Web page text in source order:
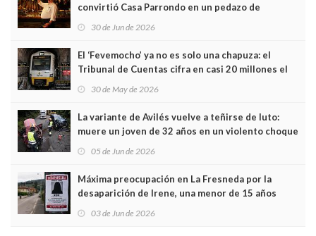
convirtió Casa Parrondo en un pedazo de
Asturias en Madrid
30 de Jun de 2026
El ‘Fevemocho’ ya no es solo una chapuza: el
Tribunal de Cuentas cifra en casi 20 millones el
sobrecoste de los trenes que no cabían por los
30 de May de 2026
La variante de Avilés vuelve a teñirse de luto:
muere un joven de 32 años en un violento choque
frontal
05 de Jun de 2026
Máxima preocupación en La Fresneda por la
desaparición de Irene, una menor de 15 años
03 de Jun de 2026